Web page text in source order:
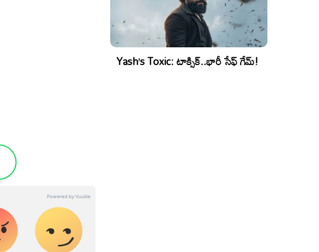
Yash’s Toxic: టాక్సిక్..భారీ సేఫ్ గేమ్!